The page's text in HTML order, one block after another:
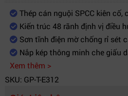
hướng
dây dẫn cáp LAN
Công nghệ
xử lý bề mặt
Sơn tĩnh điện mờ
bám bẩn, cách ly
Môi trường
Thép cán nguội SPCC kiên cố,
Kiến trúc 48 rãnh định vị điều
Sơn tĩnh điện mờ chống rỉ sét
Nắp kép thông minh che giấu
Xem thêm >
SKU: GP-T-E312